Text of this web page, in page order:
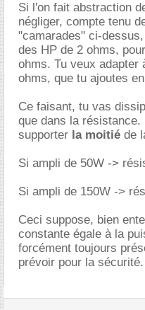
Si l'on fait abstraction
négliger, compte tenu
"camarades" ci-
des HP de 2 ohms,
ohms. Tu veux adapter
ohms, que tu ajoutes
Ce faisant, tu vas
que dans la
supporter la moitié de
Si ampli de 50W ->
Si ampli de 150W ->
Ceci suppose, bien
constante égale à la
forcément toujours
prévoir pour la sécurité.